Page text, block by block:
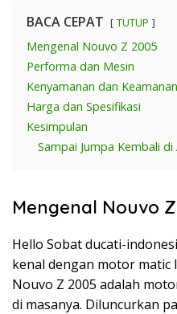
BACA CEPAT TUTUP
Mengenal Nouvo Z 2005
Performa dan Mesin
Kenyamanan dan
Harga dan Spesifikasi
Kesimpulan
Sampai Jumpa Kembali
Mengenal Nouvo
Hello Sobat ducati-
kenal dengan motor matic
Nouvo Z 2005 adalah
di masanya. Diluncurkan